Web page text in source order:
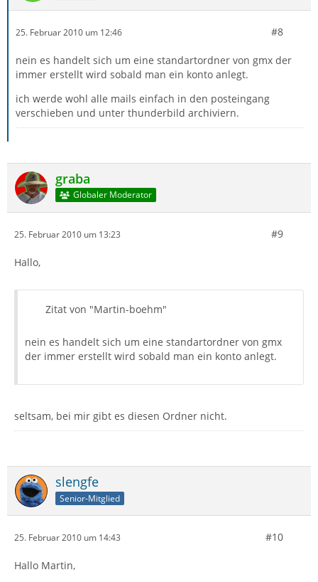
25. Februar 2010 um 12:46 #8
nein es handelt sich um eine standartordner von gmx der
immer erstellt wird sobald man ein konto anlegt.
ich werde wohl alle mails einfach in den posteingang
verschieben und unter thunderbild archiviern.
graba
Globaler Moderator
25. Februar 2010 um 13:23 #9
Hallo,
Zitat von "Martin-boehm"
nein es handelt sich um eine standartordner von gmx
der immer erstellt wird sobald man ein konto anlegt.
seltsam, bei mir gibt es diesen Ordner nicht.
slengfe
Senior-Mitglied
25. Februar 2010 um 14:43 #10
Hallo Martin,